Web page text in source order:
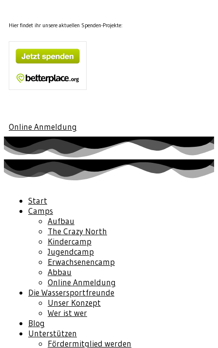
Hier findet ihr unsere aktuellen Spenden-Projekte:
Online Anmeldung
Start
Camps
Aufbau
The Crazy North
Kindercamp
Jugendcamp
Erwachsenencamp
Abbau
Online Anmeldung
Die Wassersportfreunde
Unser Konzept
Wer ist wer
Blog
Unterstützen
Fördermitglied werden